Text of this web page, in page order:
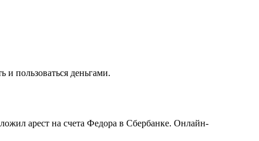
пользоваться деньгами.
арест на счета Федора в Сбербанке. Онлайн-